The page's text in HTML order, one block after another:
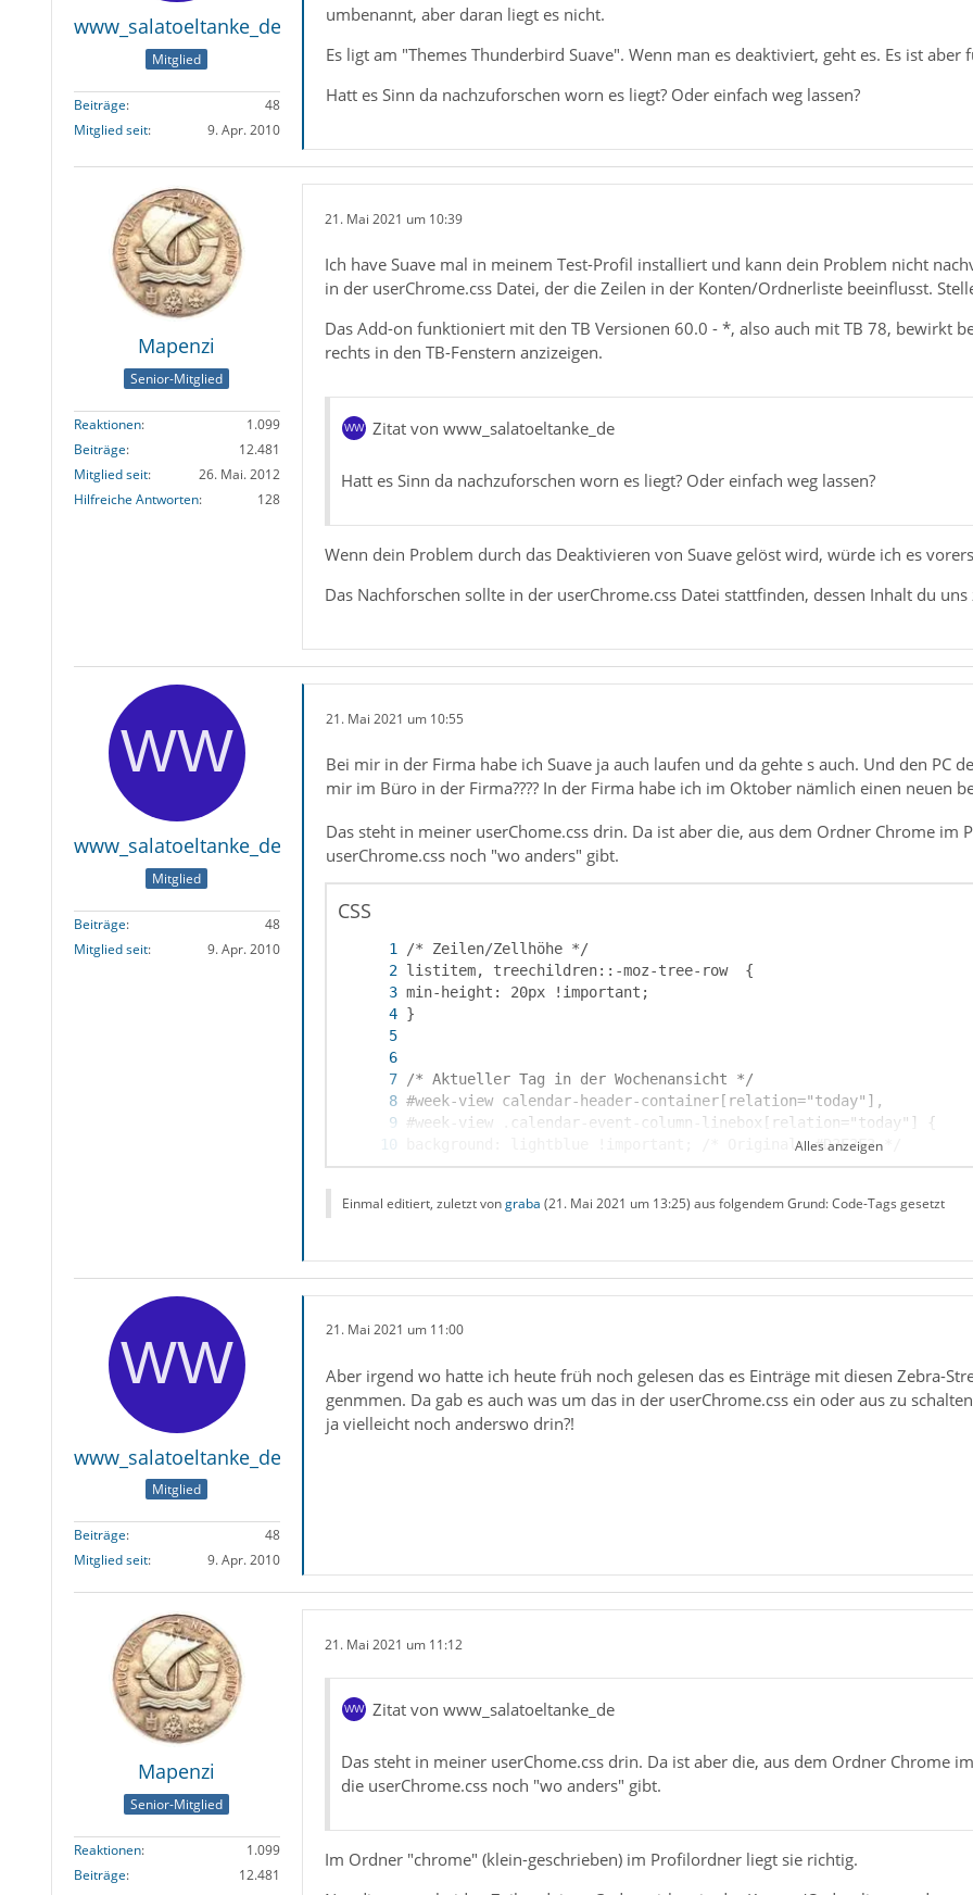
www_salatoeltanke_de
Mitglied
Beiträge
48
Mitglied seit
9. Apr. 2010
umbenannt, aber daran liegt es nicht.
Es ligt am "Themes Thunderbird Suave". Wenn man es deaktiviert, geht es. Es ist aber
Hatt es Sinn da nachzuforschen worn es liegt? Oder einfach weg lassen?
Mapenzi
Senior-Mitglied
Reaktionen
1.099
Beiträge
12.481
Mitglied seit
26. Mai. 2012
Hilfreiche Antworten
128
21. Mai 2021 um 10:39
Ich have Suave mal in meinem Test-Profil installiert und kann dein Problem nicht
in der userChrome.css Datei, der die Zeilen in der Konten/Ordnerliste beeinflusst.
Das Add-on funktioniert mit den TB Versionen 60.0 - *, also auch mit TB 78, bewirkt
rechts in den TB-Fenstern anzizeigen.
Zitat von www_salatoeltanke_de
Hatt es Sinn da nachzuforschen worn es liegt? Oder einfach weg lassen?
Wenn dein Problem durch das Deaktivieren von Suave gelöst wird, würde ich es
Das Nachforschen sollte in der userChrome.css Datei stattfinden, dessen Inhalt du uns
www_salatoeltanke_de
Mitglied
Beiträge
48
Mitglied seit
9. Apr. 2010
21. Mai 2021 um 10:55
Bei mir in der Firma habe ich Suave ja auch laufen und da gehte s auch. Und den PC
mir im Büro in der Firma???? In der Firma habe ich im Oktober nämlich einen neuen
Das steht in meiner userChome.css drin. Da ist aber die, aus dem Ordner Chrome im
userChrome.css noch "wo anders" gibt.
CSS
/* Zeilen/Zellhöhe */
}
.calendar-month-day-box-day-off[relation="today"],
.calendar-month-day-box-other-month[relation="today"],
agenda-richlist-item[invitation-status="TENTATIVE"] {
Alles anzeigen
Einmal editiert, zuletzt vongraba (21. Mai 2021 um 13:25) aus folgendem Grund: Code-Tags gesetzt
www_salatoeltanke_de
Mitglied
Beiträge
48
Mitglied seit
9. Apr. 2010
21. Mai 2021 um 11:00
Aber irgend wo hatte ich heute früh noch gelesen das es Einträge mit diesen Zebra-
genmmen. Da gab es auch was um das in der userChrome.css ein oder aus zu
ja vielleicht noch anderswo drin?!
Mapenzi
Senior-Mitglied
Reaktionen
1.099
Beiträge
12.481
21. Mai 2021 um 11:12
Zitat von www_salatoeltanke_de
Das steht in meiner userChome.css drin. Da ist aber die, aus dem Ordner Chrome
die userChrome.css noch "wo anders" gibt.
Im Ordner "chrome" (klein-geschrieben) im Profilordner liegt sie richtig.